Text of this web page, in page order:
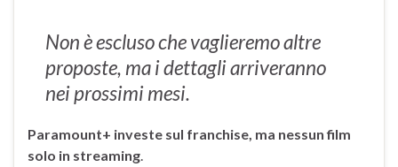
Non è escluso che vaglieremo altre
proposte, ma i dettagli arriveranno
nei prossimi mesi.
Paramount+ investe sul franchise, ma nessun film
solo in streaming.